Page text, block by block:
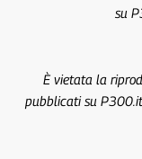
su
È vietata la
pubblicati su